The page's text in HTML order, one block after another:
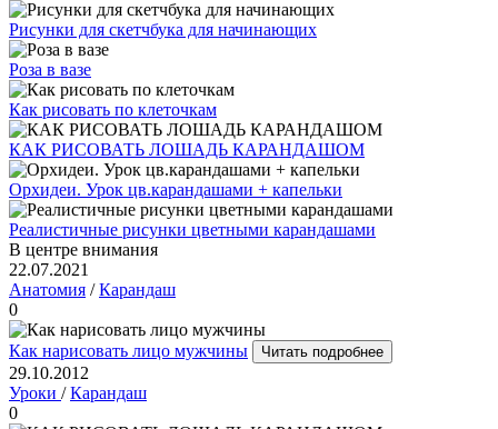
Рисунки для скетчбука для начинающих
Роза в вазе
Как рисовать по клеточкам
КАК РИСОВАТЬ ЛОШАДЬ КАРАНДАШОМ
Орхидеи. Урок цв.карандашами + капельки
Реалистичные рисунки цветными карандашами
В центре внимания
22.07.2021
Анатомия /Карандаш
0
Как нарисовать лицо мужчины Читать подробнее
29.10.2012
Уроки /Карандаш
0